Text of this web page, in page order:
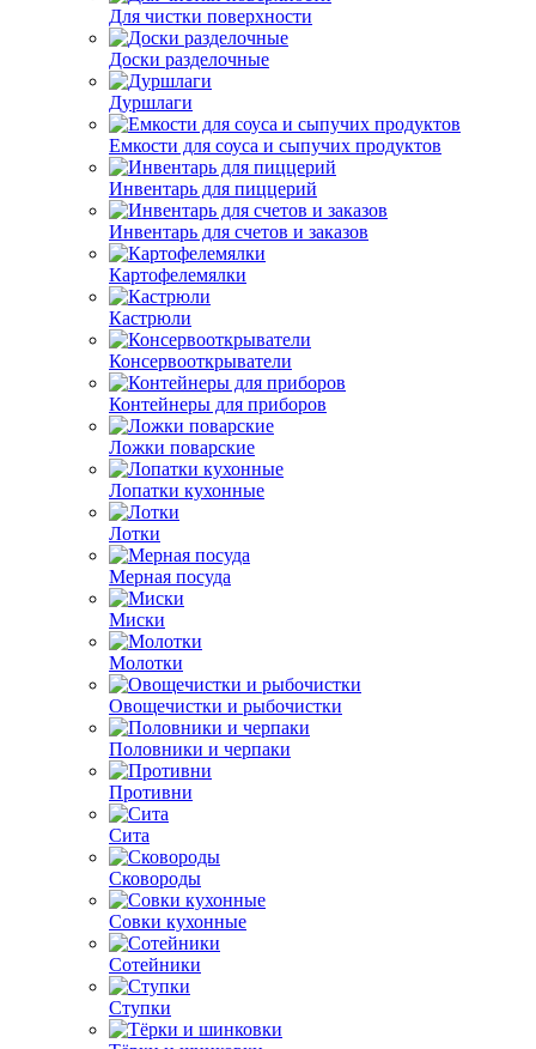
Для чистки поверхности
Доски разделочные
Дуршлаги
Емкости для соуса и сыпучих продуктов
Инвентарь для пиццерий
Инвентарь для счетов и заказов
Картофелемялки
Кастрюли
Консервооткрыватели
Контейнеры для приборов
Ложки поварские
Лопатки кухонные
Лотки
Мерная посуда
Миски
Молотки
Овощечистки и рыбочистки
Половники и черпаки
Противни
Сита
Сковороды
Совки кухонные
Сотейники
Ступки